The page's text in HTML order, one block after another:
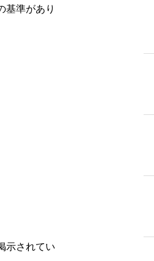
基準があり
示されてい